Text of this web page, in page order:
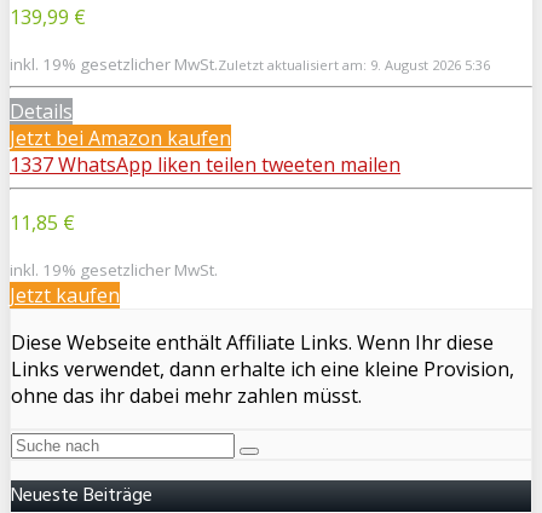
139,99 €
inkl. 19% gesetzlicher MwSt.Zuletzt aktualisiert am: 9. August 2026 5:36
Details
Jetzt bei Amazon kaufen
1337WhatsApp liken teilen tweeten mailen
11,85 €
inkl. 19% gesetzlicher MwSt.
Jetzt kaufen
Diese Webseite enthält Affiliate Links. Wenn Ihr diese
Links verwendet, dann erhalte ich eine kleine Provision,
ohne das ihr dabei mehr zahlen müsst.
Neueste Beiträge